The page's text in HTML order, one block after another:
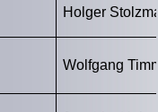
Holger
Wolfgang